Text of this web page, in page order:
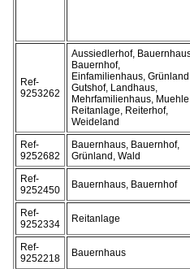
Ref-
9253262
Aussiedlerhof,
Bauernhof,
Einfamilienhaus,
Gutshof, Landhaus,
Mehrfamilienhaus,
Reitanlage, Reiterhof,
Weideland
Ref-
9252682
Bauernhaus, Bauernhof,
Grünland, Wald
Ref-
9252450
Bauernhaus, Bauernhof
Ref-
9252334
Reitanlage
Ref-
9252218
Bauernhaus